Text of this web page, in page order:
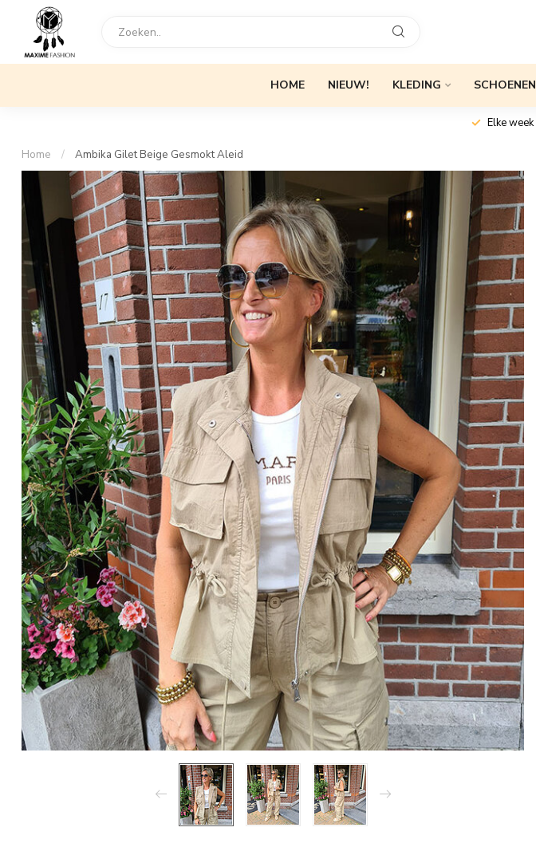
HOME NIEUW! KLEDING SCHOENEN
Elke week
Home / Ambika Gilet Beige Gesmokt Aleid